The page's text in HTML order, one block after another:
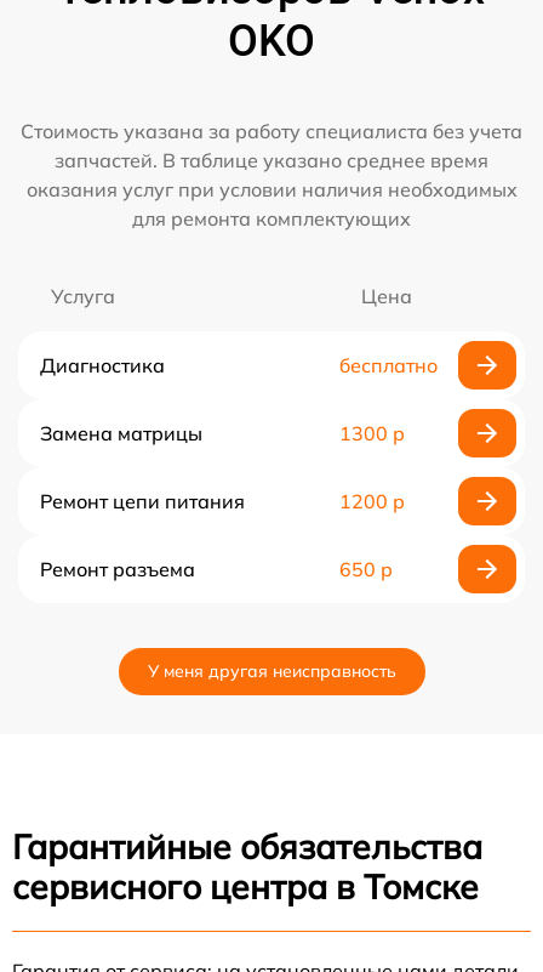
OKO
Стоимость указана за работу специалиста без учета
запчастей. В таблице указано среднее время
оказания услуг при условии наличия необходимых
для ремонта комплектующих
Услуга Цена
Диагностика бесплатно
Замена матрицы 1300 р
Ремонт цепи питания 1200 р
Ремонт разъема 650 р
У меня другая неисправность
Гарантийные обязательства
сервисного центра в Томске